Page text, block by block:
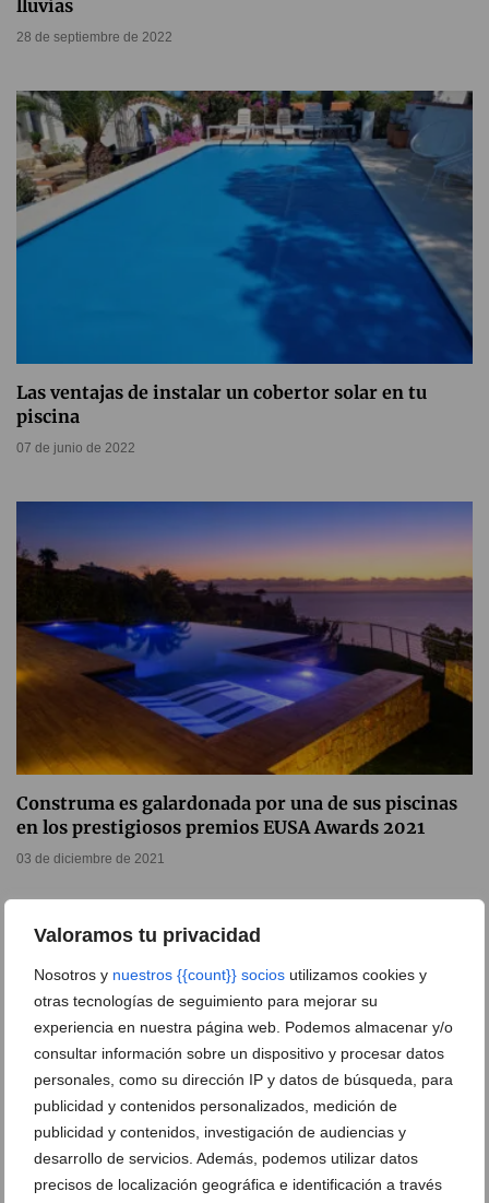
Valoramos tu privacidad
Nosotros y nuestros {{count}} socios utilizamos cookies y
otras tecnologías de seguimiento para mejorar su
experiencia en nuestra página web. Podemos almacenar y/o
consultar información sobre un dispositivo y procesar datos
personales, como su dirección IP y datos de búsqueda, para
publicidad y contenidos personalizados, medición de
publicidad y contenidos, investigación de audiencias y
desarrollo de servicios. Además, podemos utilizar datos
precisos de localización geográfica e identificación a través
lluvias
28 de septiembre de 2022
Las ventajas de instalar un cobertor solar en tu
piscina
07 de junio de 2022
Construma es galardonada por una de sus piscinas
en los prestigiosos premios EUSA Awards 2021
03 de diciembre de 2021